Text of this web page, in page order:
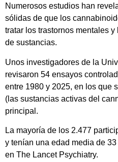
Numerosos estudios han
sólidas de que los
tratar los trastornos mentales
de sustancias.
Unos investigadores de la
revisaron 54 ensayos
entre 1980 y 2025, en los que
(las sustancias activas del
principal.
La mayoría de los 2.477
y tenían una edad media de
en The Lancet Psychiatry.